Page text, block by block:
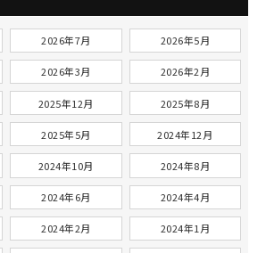
2026年7月 2026年5月
2026年3月 2026年2月
2025年12月 2025年8月
2025年5月 2024年12月
2024年10月 2024年8月
2024年6月 2024年4月
2024年2月 2024年1月